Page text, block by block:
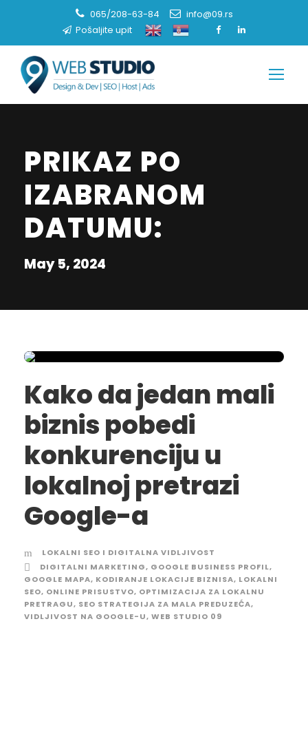
065/208-63-84
info@09.rs
Pošaljite upit
PRIKAZ PO
IZABRANOM
DATUMU:
May 5, 2024
Kako da jedan mali
biznis pobedi
konkurenciju u
lokalnoj pretrazi
Google-a
LOKALNI SEO I DIGITALNA VIDLJIVOST
DIGITALNI MARKETING, GOOGLE BUSINESS PROFIL,
GOOGLE MAPA, KODIRANJE LOKACIJE BIZNISA, LOKALNI
SEO, ONLINE PRISUSTVO, OPTIMIZACIJA ZA LOKALNU
PRETRAGU, SEO STRATEGIJA ZA MALA PREDUZEĆA,
VIDLJIVOST NA GOOGLE-U, WEB STUDIO 09